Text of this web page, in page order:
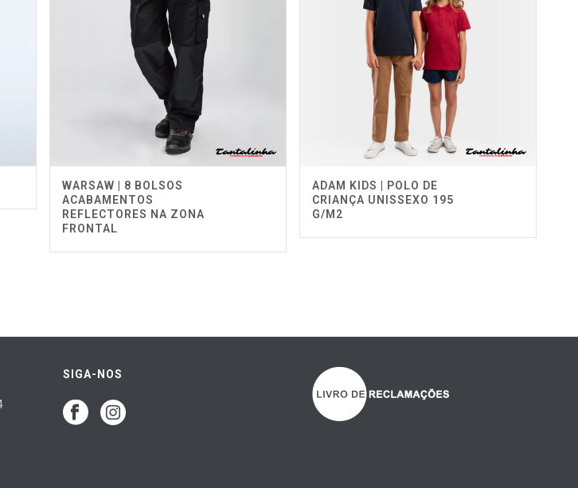
WARSAW | 8 BOLSOS
ACABAMENTOS
REFLECTORES NA ZONA
FRONTAL
ADAM KIDS | POLO DE
CRIANÇA UNISSEXO 195
G/M2
SIGA-NOS